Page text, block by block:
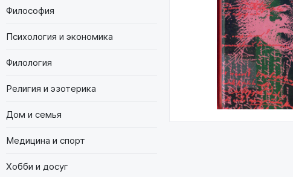
Философия
Психология и экономика
Филология
Религия и эзотерика
Дом и семья
Медицина и спорт
Хобби и досуг